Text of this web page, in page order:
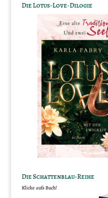
Die Lotus-Love-Dilogie
Die Schattenblau-Reihe
Klicke aufs Buch!